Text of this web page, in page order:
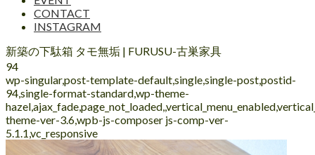
CONTACT
INSTAGRAM
新築の下駄箱 タモ無垢 | FURUSU-古巣家具
94
wp-singular,post-template-default,single,single-post,postid-
94,single-format-standard,wp-theme-
theme-ver-3.6,wpb-js-composer js-comp-ver-
5.1.1,vc_responsive